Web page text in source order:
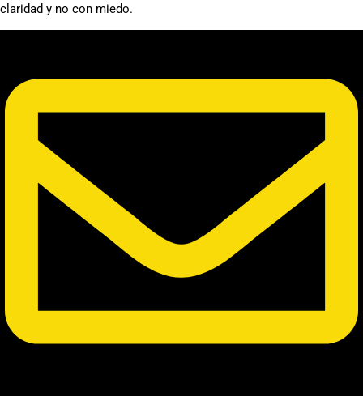
claridad y no con miedo.